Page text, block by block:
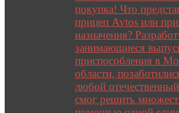
покупка! Что
прицеп Avtos или
назначения?
занимающиеся
приспособления в
области,
любой
смог решить